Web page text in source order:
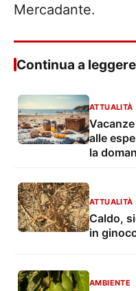
Mercadante.
Continua a leggere
ATTUALITÀ
alle
la
ATTUALITÀ
Caldo,
in
AMBIENTE